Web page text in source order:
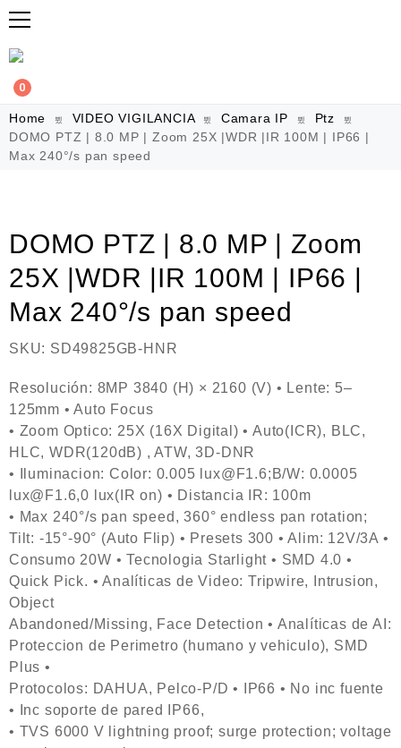
0
Home VIDEO VIGILANCIA Camara IP
Ptz
DOMO PTZ | 8.0 MP | Zoom 25X |WDR |IR 100M | IP66 |
Max 240°/s pan speed
DOMO PTZ | 8.0 MP | Zoom
25X |WDR |IR 100M | IP66 |
Max 240°/s pan speed
SKU: SD49825GB-HNR
Resolución: 8MP 3840 (H) × 2160 (V) • Lente: 5–
125mm • Auto Focus
• Zoom Optico: 25X (16X Digital) • Auto(ICR), BLC,
HLC, WDR(120dB) , ATW, 3D-DNR
• Iluminacion: Color: 0.005 lux@F1.6;B/W: 0.0005
lux@F1.6,0 lux(IR on) • Distancia IR: 100m
• Max 240°/s pan speed, 360° endless pan rotation;
Tilt: -15°-90° (Auto Flip) • Presets 300 • Alim: 12V/3A •
Consumo 20W • Tecnologia Starlight • SMD 4.0 •
Quick Pick. • Analíticas de Video: Tripwire, Intrusion,
Object
Abandoned/Missing, Face Detection • Analíticas de AI:
Proteccion de Perimetro (humano y vehiculo), SMD
Plus •
Protocolos: DAHUA, Pelco-P/D • IP66 • No inc fuente
• Inc soporte de pared IP66,
• TVS 6000 V lightning proof; surge protection; voltage